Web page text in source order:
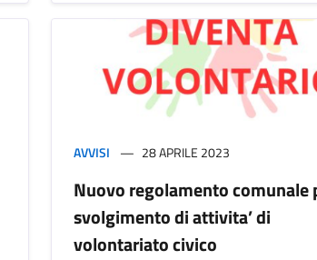
AVVISI 28 APRILE 2023
Nuovo regolamento comunale
svolgimento di attivita’ di
volontariato civico